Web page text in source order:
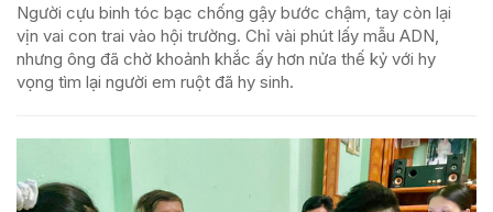
Người cựu binh tóc bạc chống gậy bước chậm, tay còn lại
vịn vai con trai vào hội trường. Chỉ vài phút lấy mẫu ADN,
nhưng ông đã chờ khoảnh khắc ấy hơn nửa thế kỷ với hy
vọng tìm lại người em ruột đã hy sinh.